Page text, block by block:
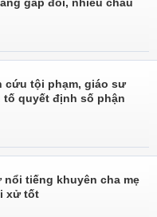
cứu tội phạm, giáo sư
tố quyết định số phận
tiếng khuyên cha mẹ
xử tốt